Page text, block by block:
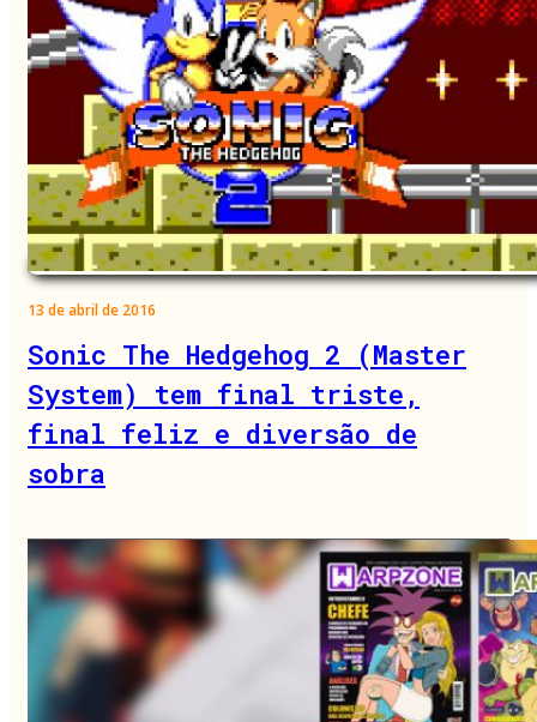
13 de abril de 2016
Sonic The Hedgehog 2 (Master
System) tem final triste,
final feliz e diversão de
sobra